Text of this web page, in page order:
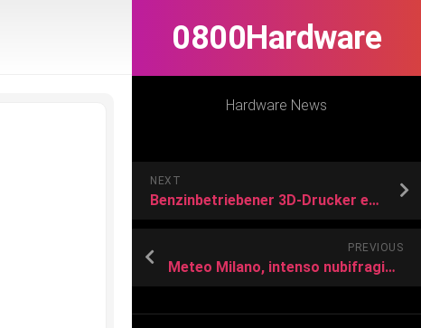
0800Hardware
Hardware News
NEXT
Benzinbetriebener 3D-Drucker ermöglicht den 3D-Druck auch ohne Stromanschluss
PREVIOUS
Meteo Milano, intenso nubifragio ieri sera. Pasqua e Pasquetta, nuovi temporali